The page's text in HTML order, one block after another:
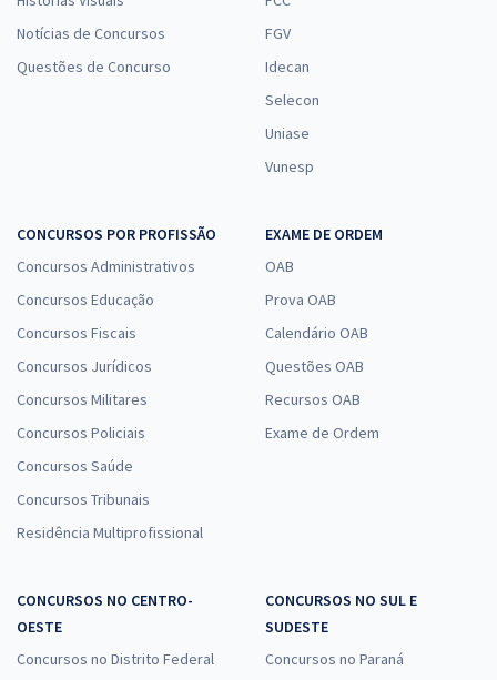
Notícias de Concursos
Questões de Concurso
FGV
Idecan
Selecon
Uniase
Vunesp
CONCURSOS POR PROFISSÃO
Concursos Administrativos
Concursos Educação
Concursos Fiscais
Concursos Jurídicos
Concursos Militares
Concursos Policiais
Concursos Saúde
Concursos Tribunais
Residência Multiprofissional
EXAME DE ORDEM
OAB
Prova OAB
Calendário OAB
Questões OAB
Recursos OAB
Exame de Ordem
CONCURSOS NO CENTRO-
OESTE
Concursos no Distrito Federal
CONCURSOS NO SUL E
SUDESTE
Concursos no Paraná